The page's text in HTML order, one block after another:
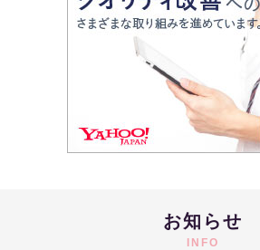
お知らせ
INFO